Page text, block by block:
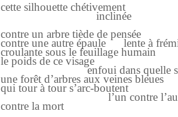
cette silhouette chétivement
inclinée
contre un arbre tiède de pensée
contre une autre épaule lente à
croulante sous le feuillage humain
le poids de ce visage
enfoui dans quelle
une forêt d’arbres aux veines bleues
qui tour à tour s’arc-boutent
l’un contre
contre la mort